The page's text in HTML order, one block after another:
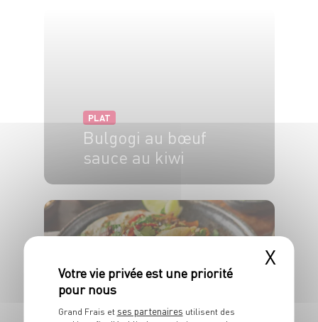
PLAT
Bulgogi au bœuf
sauce au kiwi
PLAT
X
Grand Frais et ses partenaires utilisent des